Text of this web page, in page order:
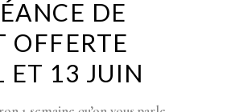
DE
OFFERTE
ET 13 JUIN